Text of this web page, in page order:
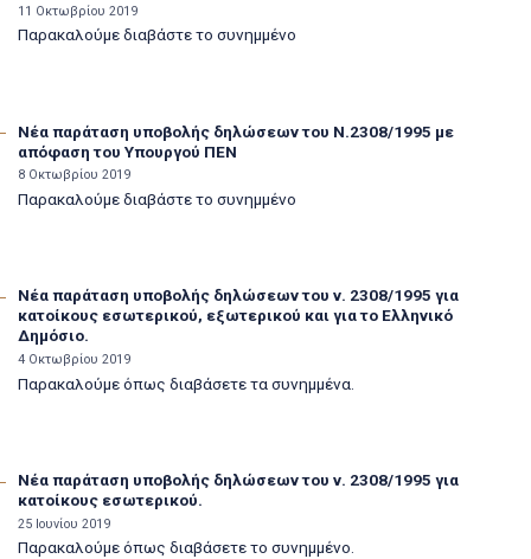
11 Οκτωβρίου 2019
Παρακαλούμε διαβάστε το συνημμένο
Νέα παράταση υποβολής δηλώσεων του Ν.2308/1995 με
απόφαση του Υπουργού ΠΕΝ
8 Οκτωβρίου 2019
Παρακαλούμε διαβάστε το συνημμένο
Νέα παράταση υποβολής δηλώσεων του ν. 2308/1995 για
κατοίκους εσωτερικού, εξωτερικού και για το Ελληνικό
Δημόσιο.
4 Οκτωβρίου 2019
Παρακαλούμε όπως διαβάσετε τα συνημμένα.
Νέα παράταση υποβολής δηλώσεων του ν. 2308/1995 για
κατοίκους εσωτερικού.
25 Ιουνίου 2019
Παρακαλούμε όπως διαβάσετε το συνημμένο.